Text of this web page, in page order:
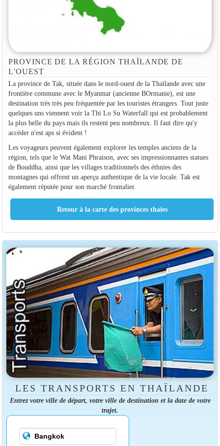
PROVINCE DE LA RÉGION THAÏLANDE DE
L'OUEST
La province de Tak, située dans le nord-ouest de la Thaïlande avec une
frontière commune avec le Myanmar (ancienne BOrmanie), est une
destination très très peu fréquentée par les touristes étrangers. Tout juste
quelques uns viennent voir la Thi Lo Su Waterfall qui est probablement
la plus belle du pays mais ils restent peu nombreux. Il faut dire qu'y
accèder n'est aps si évident !
Les voyageurs peuvent également explorer les temples anciens de la
région, tels que le Wat Mani Phraison, avec ses impressionnantes statues
de Bouddha, ainsi que les villages traditionnels des éthnies des
montagnes qui offrent un aperçu authentique de la vie locale. Tak est
également réputée pour son marché frontalier.
LES TRANSPORTS EN THAÏLANDE
Entrez votre ville de départ, votre ville de destination et la date de votre
trajet.